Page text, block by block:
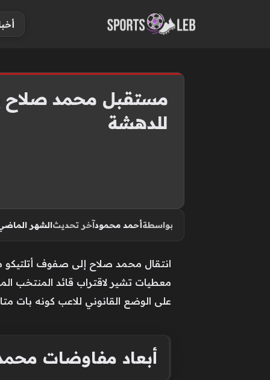
مستقبل محمد صلاح
للدهشة
بواسطةأحمد محمودآخر تحديثالشهر
انتقال محمد صلاح إلى صفوف أتلتيكو
معطيات تشير لاقتراب قائد
على الوضع القانوني للاعب كونه بات
أبعاد مفاوضات